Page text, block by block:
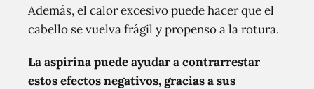
Además, el calor excesivo puede hacer que el
cabello se vuelva frágil y propenso a la rotura.
La aspirina puede ayudar a contrarrestar
estos efectos negativos, gracias a sus